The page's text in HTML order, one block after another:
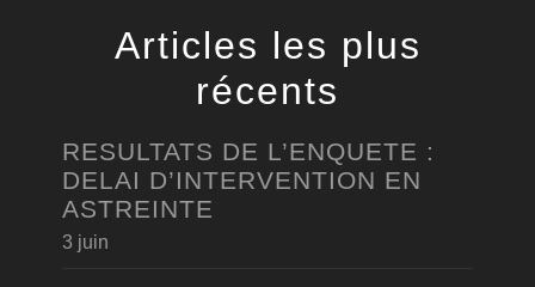
Articles les plus
récents
RESULTATS DE L’ENQUETE :
DELAI D’INTERVENTION EN
ASTREINTE
3 juin